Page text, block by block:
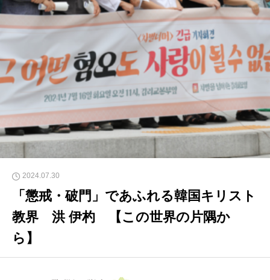
2024.07.30
「懲戒・破門」であふれる韓国キリスト
教界 洪 伊杓 【この世界の片隅か
ら】